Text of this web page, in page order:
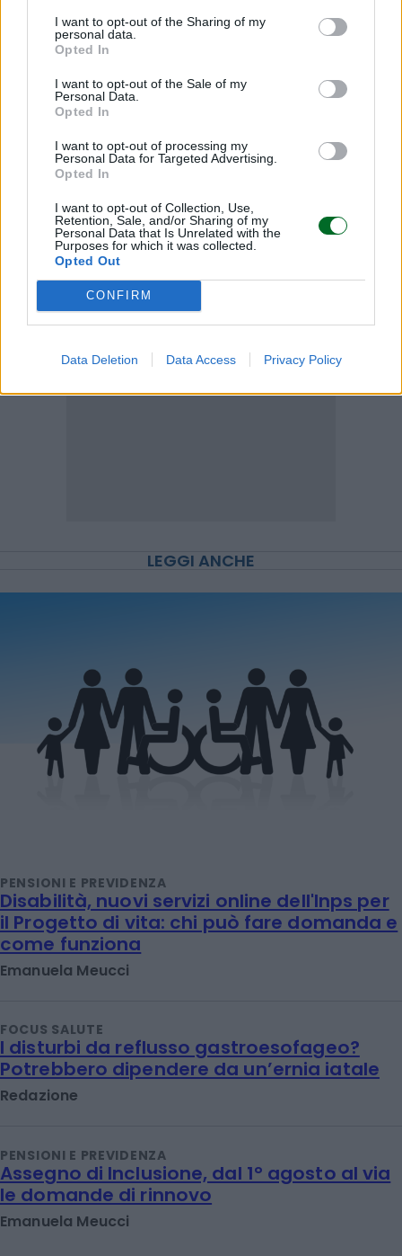
I want to opt-out of the Sharing of my
personal data.
Opted In
I want to opt-out of the Sale of my
Personal Data.
Opted In
I want to opt-out of processing my
Personal Data for Targeted Advertising.
Opted In
I want to opt-out of Collection, Use,
Retention, Sale, and/or Sharing of my
Personal Data that Is Unrelated with the
Purposes for which it was collected.
Opted Out
CONFIRM
Data Deletion Data Access Privacy Policy
© RIPRODUZIONE RISERVATA
Durigon inps pensioni tfr
Condividi
Scegli Moneta come fonte preferita
LEGGI ANCHE
PENSIONI E PREVIDENZA
Disabilità, nuovi servizi online dell'Inps per
il Progetto di vita: chi può fare domanda e
come funziona
Emanuela Meucci
FOCUS SALUTE
I disturbi da reflusso gastroesofageo?
Potrebbero dipendere da un’ernia iatale
Redazione
PENSIONI E PREVIDENZA
Assegno di Inclusione, dal 1° agosto al via
le domande di rinnovo
Emanuela Meucci